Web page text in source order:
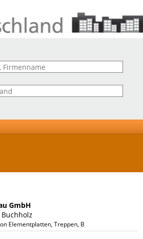
GmbH
Elementplatten, Treppen, Balkon, Schnelle